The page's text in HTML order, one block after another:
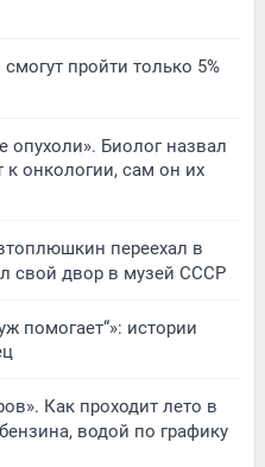
пройти только 5%
опухоли». Биолог назвал
к онкологии, сам он их
переехал в
свой двор в музей СССР
помогает“»: истории
Как проходит лето в
водой по графику